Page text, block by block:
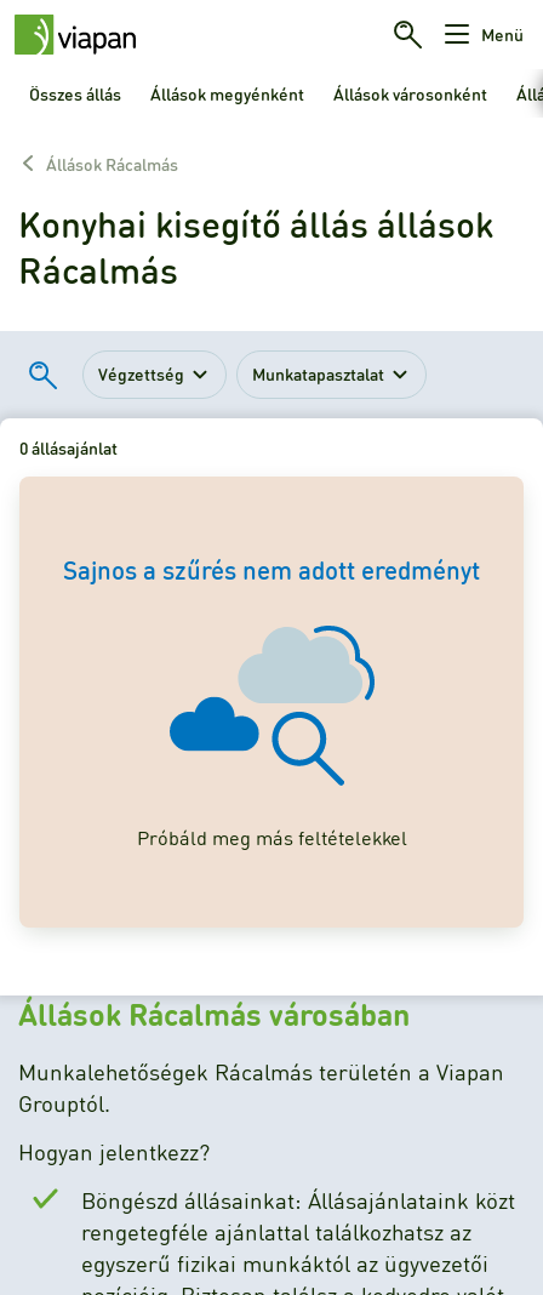
Menü
Összes állás Állások megyénként Állások városonként
Állások Rácalmás
Konyhai kisegítő állás állások
Rácalmás
Végzettség Munkatapasztalat
0 állásajánlat
Sajnos a szűrés nem adott eredményt
Próbáld meg más feltételekkel
Állások Rácalmás városában
Munkalehetőségek Rácalmás területén a Viapan
Grouptól.
Hogyan jelentkezz?
Böngészd állásainkat: Állásajánlataink közt
rengetegféle ajánlattal találkozhatsz az
egyszerű fizikai munkáktól az ügyvezetői